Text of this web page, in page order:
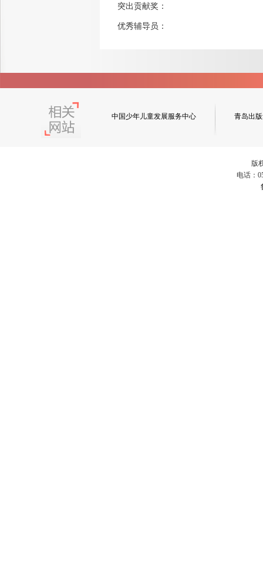
突出贡献奖：
优秀辅导员：
中国少年儿童发展服务中心 青岛出
版
电话：